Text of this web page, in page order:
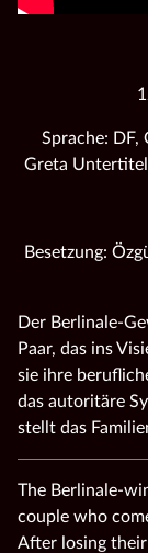
Sprache: DF,
Greta
Besetzung:
Der Berlinale-
Paar, das ins
sie ihre
das autoritäre
stellt das
The Berlinale-
couple who
After losing